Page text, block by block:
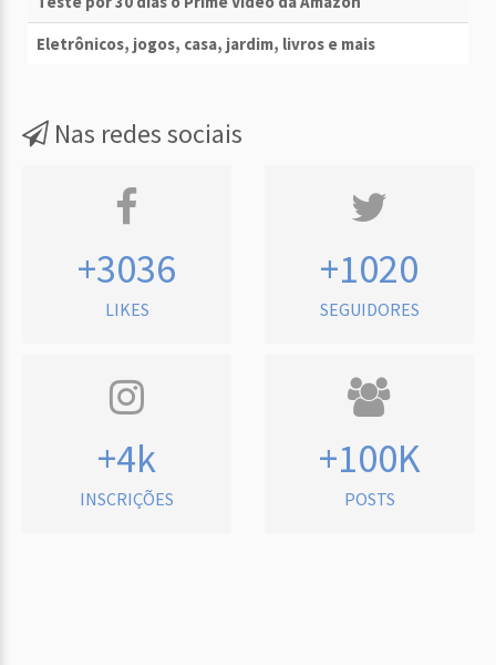
Eletrônicos, jogos, casa, jardim, livros e mais
Nas redes sociais
+3036
LIKES
+1020
SEGUIDORES
+4k
INSCRIÇÕES
+100K
POSTS